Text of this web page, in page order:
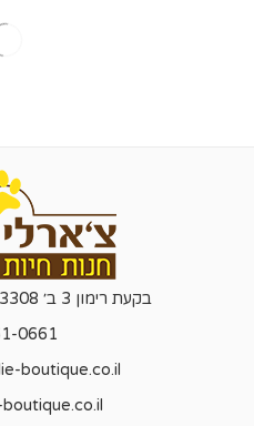
בקעת רימון 3 ב׳ 7853308 אשקלון, ישראל
0661
boutique.co.il